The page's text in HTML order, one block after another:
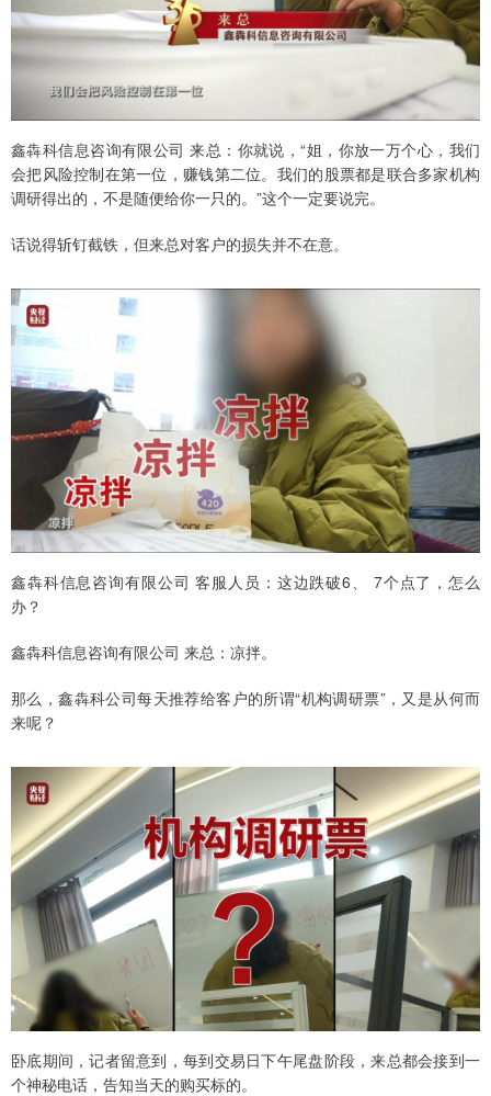
鑫犇科信息咨询有限公司 来总：你就说，“姐，你放一万个心，我们
会把风险控制在第一位，赚钱第二位。我们的股票都是联合多家机构
调研得出的，不是随便给你一只的。”这个一定要说完。
话说得斩钉截铁，但来总对客户的损失并不在意。
鑫犇科信息咨询有限公司 客服人员：这边跌破6、 7个点了，怎么
办？
鑫犇科信息咨询有限公司 来总：凉拌。
那么，鑫犇科公司每天推荐给客户的所谓“机构调研票”，又是从何而
来呢？
卧底期间，记者留意到，每到交易日下午尾盘阶段，来总都会接到一
个神秘电话，告知当天的购买标的。